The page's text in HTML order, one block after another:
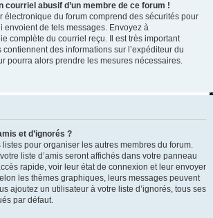
courriel abusif d’un membre de ce forum !
électronique du forum comprend des sécurités pour
envoient de tels messages. Envoyez à
complète du courriel reçu. Il est très important
contiennent des informations sur l’expéditeur du
pourra alors prendre les mesures nécessaires.
et d’ignorés ?
pour organiser les autres membres du forum.
liste d’amis seront affichés dans votre panneau
rapide, voir leur état de connexion et leur envoyer
les thèmes graphiques, leurs messages peuvent
ajoutez un utilisateur à votre liste d’ignorés, tous ses
par défaut.